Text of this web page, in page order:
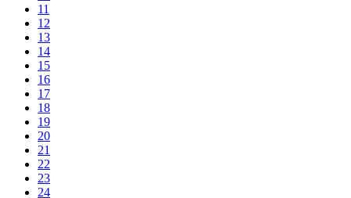
11
12
13
14
15
16
17
18
19
20
21
22
23
24